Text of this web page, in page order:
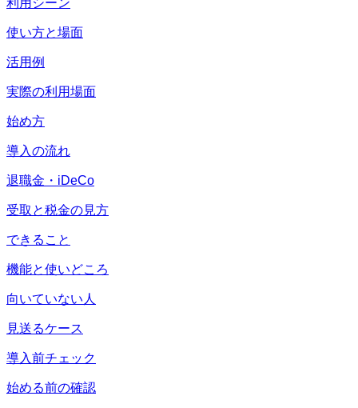
利用シーン
使い方と場面
活用例
実際の利用場面
始め方
導入の流れ
退職金・iDeCo
受取と税金の見方
できること
機能と使いどころ
向いていない人
見送るケース
導入前チェック
始める前の確認